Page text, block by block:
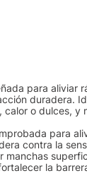
para aliviar
duradera.
calor o dulces, y
para
contra la
manchas
la